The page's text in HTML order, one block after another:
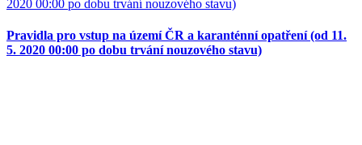
2020 00:00 po dobu trvání nouzového stavu)
Pravidla pro vstup na území ČR a karanténní opatření (od 11.
5. 2020 00:00 po dobu trvání nouzového stavu)